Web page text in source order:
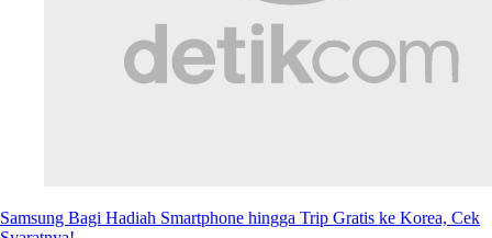
Samsung Bagi Hadiah Smartphone hingga Trip Gratis ke Korea, Cek